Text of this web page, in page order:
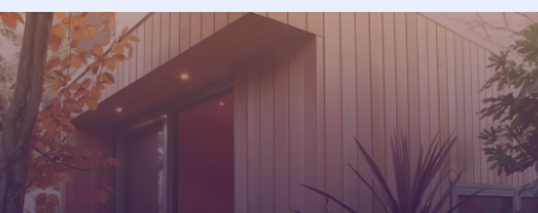
Queremos conocerte